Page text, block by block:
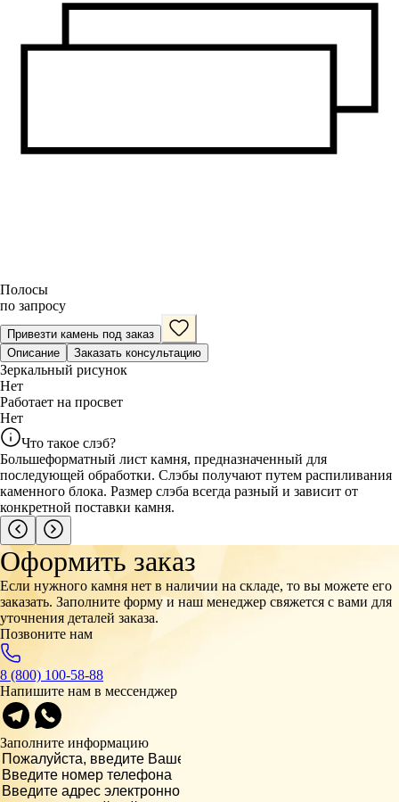
Полосы
по запросу
Привезти камень под заказ
Описание
Заказать консультацию
Зеркальный рисунок
Нет
Работает на просвет
Нет
Что такое слэб?
Большеформатный лист камня, предназначенный для
последующей обработки. Слэбы получают путем распиливания
каменного блока. Размер слэба всегда разный и зависит от
конкретной поставки камня.
Оформить заказ
Если нужного камня нет в наличии на складе, то вы можете его
заказать. Заполните форму и наш менеджер свяжется с вами для
уточнения деталей заказа.
Позвоните нам
8 (800) 100-58-88
Напишите нам в мессенджер
Заполните информацию